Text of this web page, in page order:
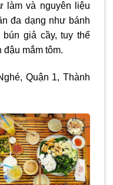
làm và nguyên liệu
đa dạng như bánh
giả cầy, tuy thế
mắm tôm.
Quận 1, Thành